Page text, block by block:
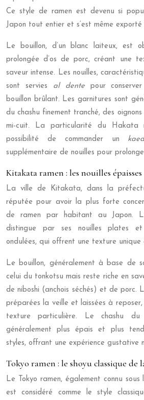
Ce style de ramen est devenu si
Japon tout entier et s’est même exporté
Le bouillon, d’un blanc laiteux, est
prolongée d’os de porc, créant une
saveur intense. Les nouilles,
sont servies al dente pour
bouillon brûlant. Les garnitures sont
du chashu finement tranché, des
mi-cuit. La particularité du Hakata
possibilité de commander un
supplémentaire de nouilles pour
Kitakata ramen : les nouilles
La ville de Kitakata, dans la
réputée pour avoir la plus forte
de ramen par habitant au Japon.
distingue par ses nouilles plates et
ondulées, qui offrent une texture unique
Le bouillon, généralement à base de
celui du tonkotsu mais reste riche en
de niboshi (anchois séchés) et de porc.
préparées la veille et laissées à
texture particulière. Le chashu
généralement plus épais et plus
styles, offrant une expérience gustative
Tokyo ramen : le shoyu classique de
Le Tokyo ramen, également connu sous
est considéré comme le style